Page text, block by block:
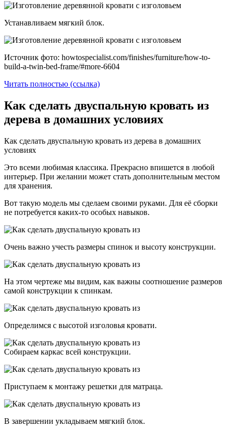
Устанавливаем мягкий блок.
Источник фото: howtospecialist.com/finishes/furniture/how-to-
build-a-twin-bed-frame/#more-6604
Читать полностью (ссылка)
Как сделать двуспальную кровать из
дерева в домашних условиях
Как сделать двуспальную кровать из дерева в домашних
условиях
Это всеми любимая классика. Прекрасно впишется в любой
интерьер. При желании может стать дополнительным местом
для хранения.
Вот такую модель мы сделаем своими руками. Для её сборки
не потребуется каких-то особых навыков.
Очень важно учесть размеры спинок и высоту конструкции.
На этом чертеже мы видим, как важны соотношение размеров
самой конструкции к спинкам.
Определимся с высотой изголовья кровати.
Собираем каркас всей конструкции.
Приступаем к монтажу решетки для матраца.
В завершении укладываем мягкий блок.